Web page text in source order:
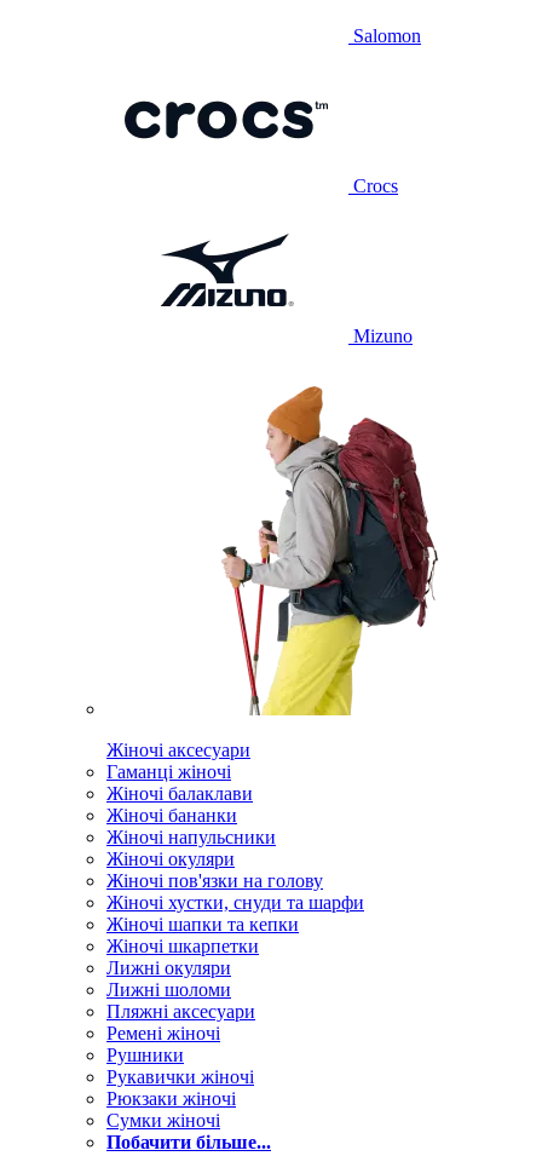
Salomon
Crocs
Mizuno
Жіночі аксесуари
Гаманці жіночі
Жіночі балаклави
Жіночі бананки
Жіночі напульсники
Жіночі окуляри
Жіночі пов'язки на голову
Жіночі хустки, снуди та шарфи
Жіночі шапки та кепки
Жіночі шкарпетки
Лижні окуляри
Лижні шоломи
Пляжні аксесуари
Ремені жіночі
Рушники
Рукавички жіночі
Рюкзаки жіночі
Сумки жіночі
Побачити більше...